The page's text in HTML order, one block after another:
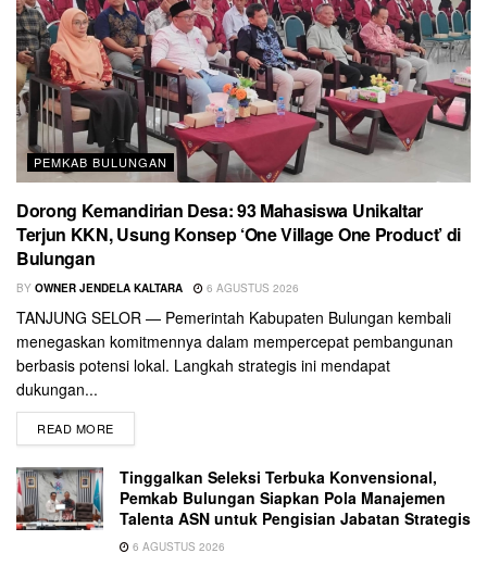
PEMKAB BULUNGAN
Dorong Kemandirian Desa: 93 Mahasiswa Unikaltar
Terjun KKN, Usung Konsep ‘One Village One Product’ di
Bulungan
BY OWNER JENDELA KALTARA 6 AGUSTUS 2026
TANJUNG SELOR — Pemerintah Kabupaten Bulungan kembali
menegaskan komitmennya dalam mempercepat pembangunan
berbasis potensi lokal. Langkah strategis ini mendapat
dukungan...
READ MORE
Tinggalkan Seleksi Terbuka Konvensional,
Pemkab Bulungan Siapkan Pola Manajemen
Talenta ASN untuk Pengisian Jabatan Strategis
6 AGUSTUS 2026